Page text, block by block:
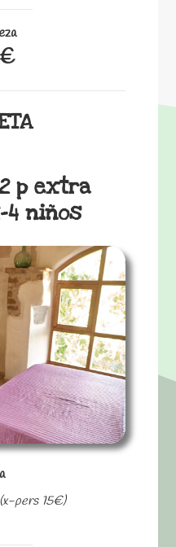
p extra
4 niños
(x-pers 15€)